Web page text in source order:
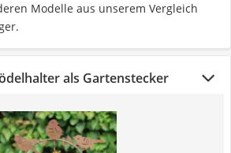
Modelle aus unserem Vergleich
als Gartenstecker